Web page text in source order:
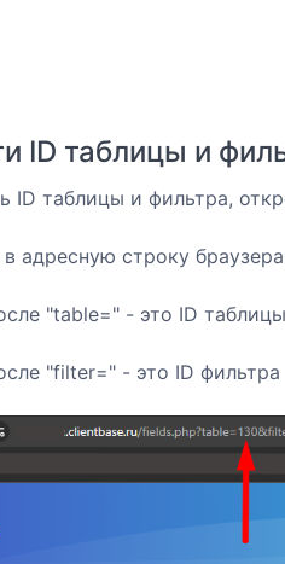
ID таблицы и
ID таблицы и фильтра,
адресную строку
"table=" - это ID таблицы
"filter=" - это ID фильтра